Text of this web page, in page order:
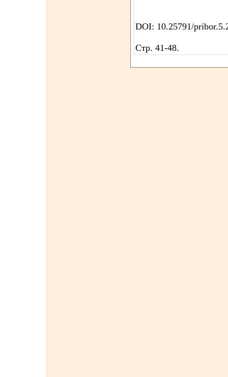
DOI: 10.25791/
Стр. 41-48.